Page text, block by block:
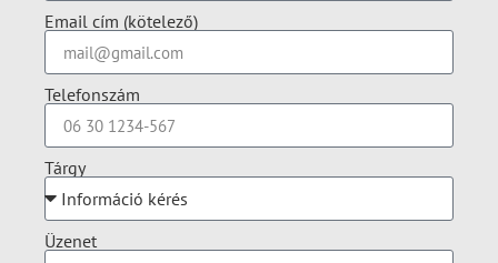
Email cím (kötelező)
Telefonszám
Tárgy
Üzenet